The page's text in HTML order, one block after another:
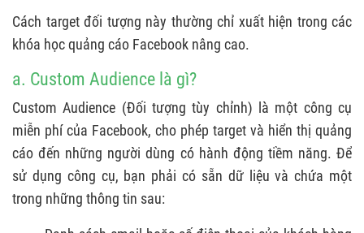
Cách target đối tượng này thường chỉ xuất hiện trong các
khóa học quảng cáo Facebook nâng cao.
a. Custom Audience là gì?
Custom Audience (Đối tượng tùy chỉnh) là một công cụ
miễn phí của Facebook, cho phép target và hiển thị quảng
cáo đến những người dùng có hành động tiềm năng. Để
sử dụng công cụ, bạn phải có sẵn dữ liệu và chứa một
trong những thông tin sau: